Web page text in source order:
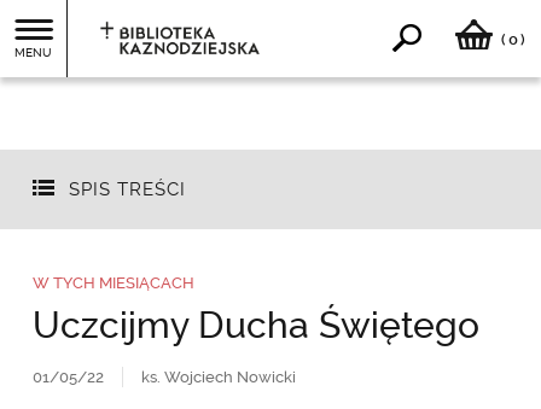
MENU
( 0)
SPIS TREŚCI
W TYCH MIESIĄCACH
Uczcijmy Ducha Świętego
01/05/22 ks. Wojciech Nowicki